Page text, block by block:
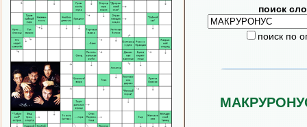
поиск
поиск по